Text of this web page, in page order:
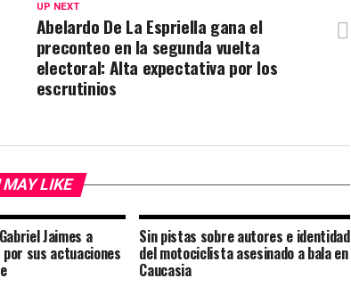
UP NEXT
Abelardo De La Espriella gana el
preconteo en la segunda vuelta
electoral: Alta expectativa por los
escrutinios
MAY LIKE
Jaimes a
sus actuaciones
Sin pistas sobre autores e identidad
del motociclista asesinado a bala en
Caucasia